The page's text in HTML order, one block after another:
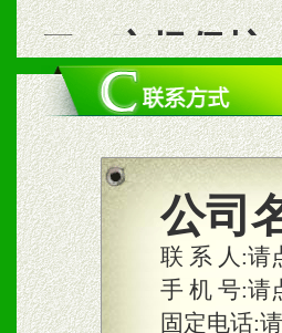
二、市场保护
1、统一市场
商利润。
2、区域独家
合作关系。
公司
联 系 人:请
手 机 号:请
固定电话: